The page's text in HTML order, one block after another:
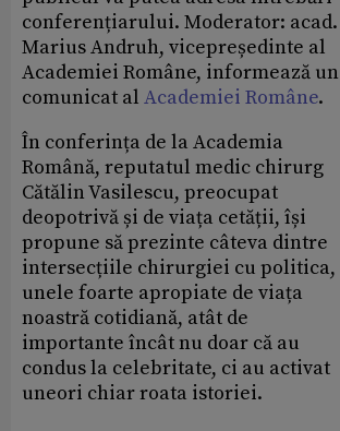
conferențiarului. Moderator: acad.
Marius Andruh, vicepreședinte al
Academiei Române, informează un
comunicat al Academiei Române.
În conferința de la Academia
Română, reputatul medic chirurg
Cătălin Vasilescu, preocupat
deopotrivă și de viața cetății, își
propune să prezinte câteva dintre
intersecțiile chirurgiei cu politica,
unele foarte apropiate de viața
noastră cotidiană, atât de
importante încât nu doar că au
condus la celebritate, ci au activat
uneori chiar roata istoriei.